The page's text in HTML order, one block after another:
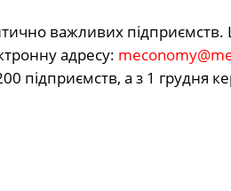
важливих
адресу:
підприємств, а з 1 грудня